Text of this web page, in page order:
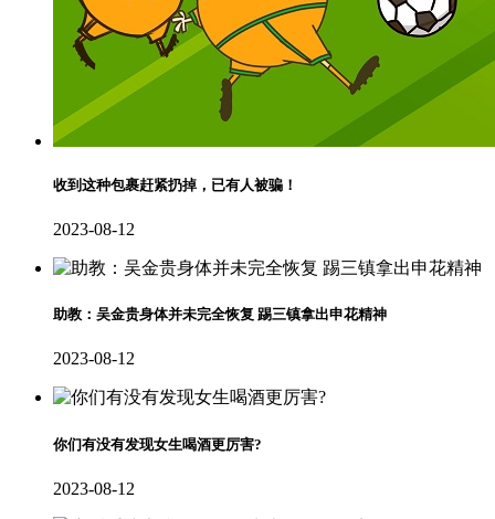
收到这种包裹赶紧扔掉，已有人被骗！
2023-08-12
助教：吴金贵身体并未完全恢复 踢三镇拿出申花精神
2023-08-12
你们有没有发现女生喝酒更厉害?
2023-08-12